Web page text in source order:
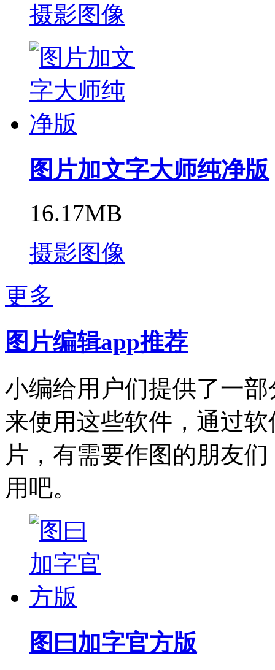
摄影图像
图片加文字大师纯净版
16.17MB
摄影图像
更多
图片编辑app推荐
小编给用户们提供了一
来使用这些软件，通过
片，有需要作图的朋友
用吧。
图曰加字官方版